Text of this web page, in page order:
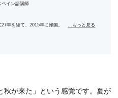
ペイン語講師
年を経て、2015年に帰国。 ...もっと見る
秋が来た」という感覚です。夏が